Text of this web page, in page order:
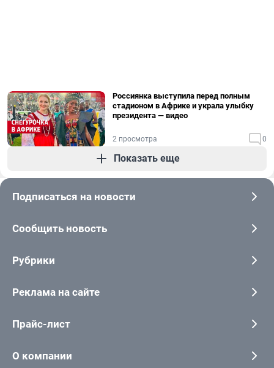
Россиянка выступила перед полным
стадионом в Африке и украла улыбку
президента — видео
2 просмотра 0
Показать еще
Подписаться на новости
Сообщить новость
Рубрики
Реклама на сайте
Прайс-лист
О компании